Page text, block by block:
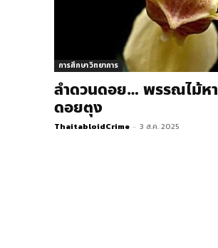
การศึกษา วิทยาการ
ลำดวนดอย… พรรณไม้ห
ดอยตุง
ThaitabloidCrime - 3 ส.ค. 2025